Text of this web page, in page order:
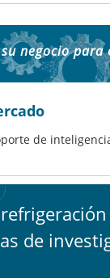
negocio
de
de